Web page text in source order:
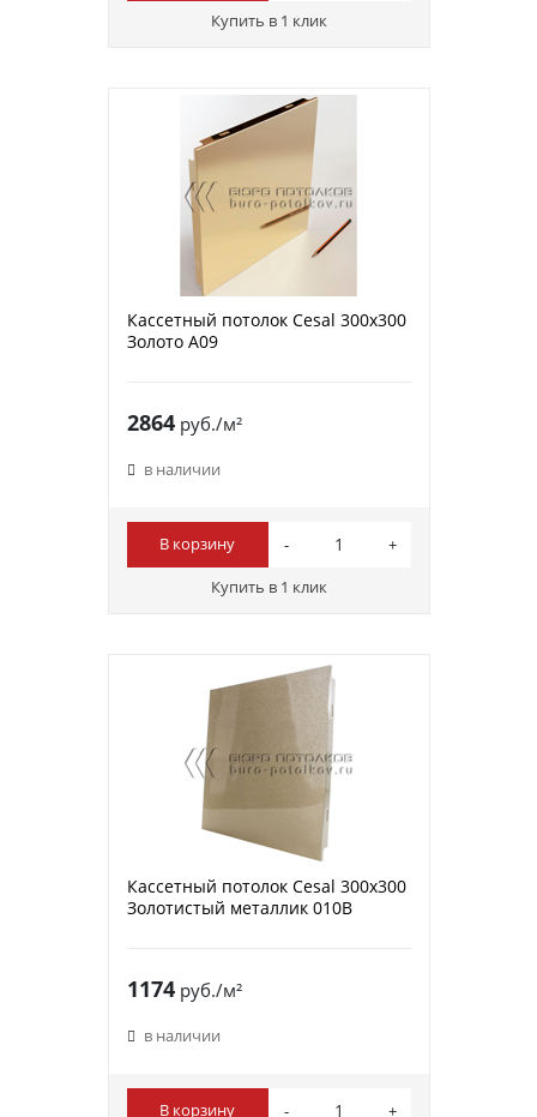
Купить в 1 клик
Кассетный потолок Cesal 300х300
Золото А09
2864руб./м²
в наличии
В корзину
Купить в 1 клик
Кассетный потолок Cesal 300х300
Золотистый металлик 010В
1174руб./м²
в наличии
В корзину